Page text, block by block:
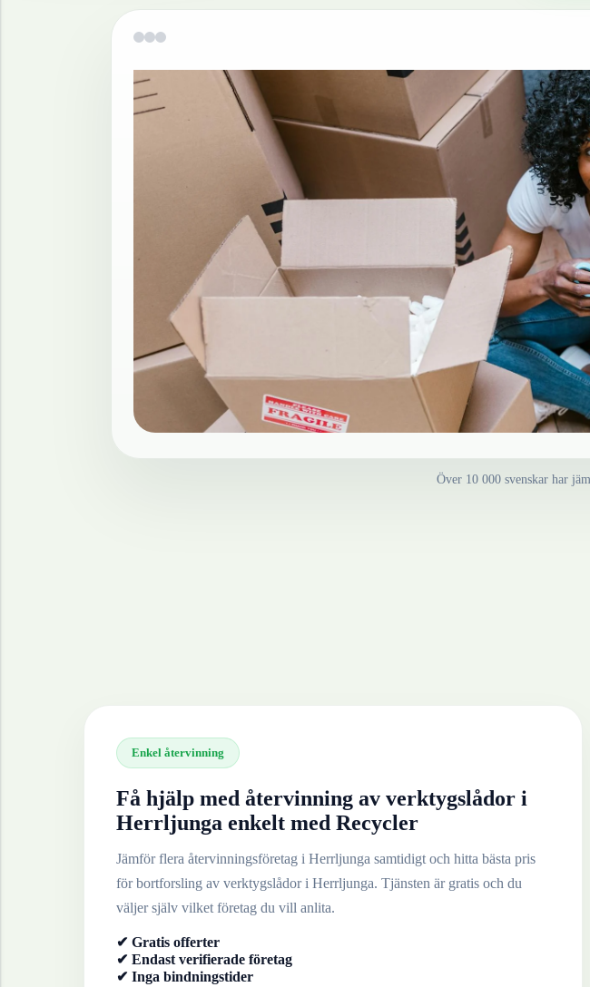
Över 10 000 svenskar har
Enkel återvinning
Få hjälp med återvinning av verktygslådor i
Herrljunga enkelt med Recycler
Jämför flera återvinningsföretag i Herrljunga samtidigt och hitta bästa pris
för bortforsling av verktygslådori Herrljunga. Tjänsten är gratis och du
väljer själv vilket företag du vill anlita.
✔ Gratis offerter
✔ Endast verifierade företag
✔ Inga bindningstider